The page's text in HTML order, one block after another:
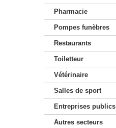
Pharmacie
Pompes funèbres
Restaurants
Toiletteur
Vétérinaire
Salles de sport
Entreprises publics
Autres secteurs